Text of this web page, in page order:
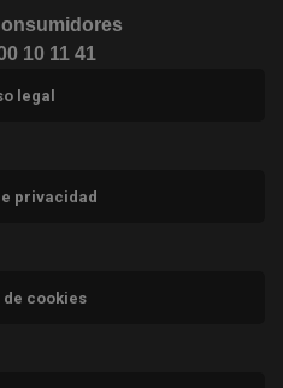
10 11 41
legal
privacidad
cookies